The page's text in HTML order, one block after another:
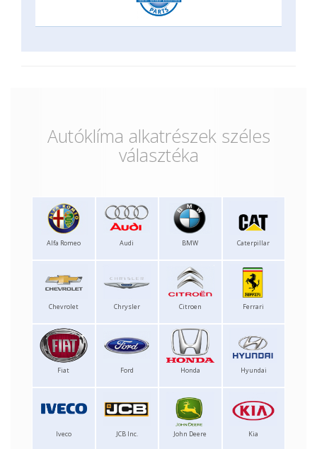
Autóklíma alkatrészek széles
választéka
Alfa Romeo Audi BMW Caterpillar
Chevrolet Chrysler Citroen Ferrari
Fiat Ford Honda Hyundai
Iveco JCB Inc. John Deere Kia